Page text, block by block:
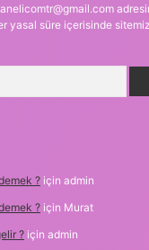
yasal süre içerisinde
? için admin
? için Murat
? için admin